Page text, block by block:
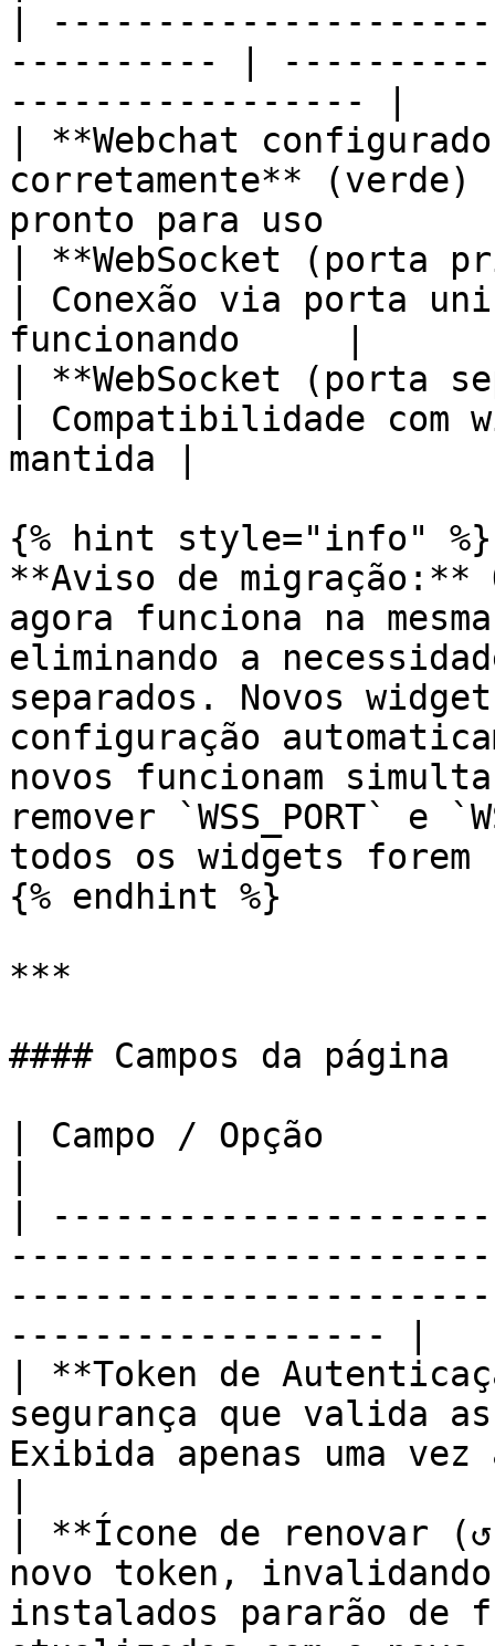
|
---------- |
----------------- |
| **Webchat
corretamente**
pronto para uso
| **WebSocket (porta
| Conexão via porta
funcionando     |
| **WebSocket (porta
| Compatibilidade com
mantida |
{% hint style="info" %}
**Aviso de migração:**
agora funciona na
eliminando a necessidade
separados. Novos
configuração
novos funcionam
remover `WSS_PORT` e
todos os widgets forem
{% endhint %}
***
#### Campos da página
| Campo / Opção
|
------------------ |
| **Token de
segurança que valida
Exibida apenas uma
| **Ícone de
novo token,
instalados pararão de